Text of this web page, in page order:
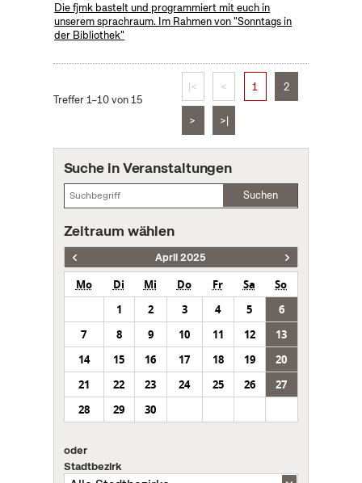
Die fjmk bastelt und programmiert mit euch in
unserem sprachraum. Im Rahmen von "Sonntags in
der Bibliothek"
Treffer 1–10 von 15
|< < 1 2
> >|
Suche in Veranstaltungen
Suchen
Zeitraum wählen
April 2025
Mo Di Mi Do Fr Sa
So
1
2 3 4 5
6
7
8 9 10 11 12
13
14
15 16 17 18 19
20
21
22 23 24 25 26
27
28
29 30
oder
Stadtbezirk